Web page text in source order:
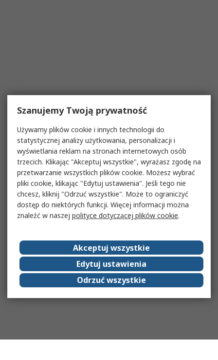
Szanujemy Twoją prywatność
Używamy plików cookie i innych technologii do
statystycznej analizy użytkowania, personalizacji i
wyświetlania reklam na stronach internetowych osób
trzecich. Klikając "Akceptuj wszystkie", wyrażasz zgodę na
przetwarzanie wszystkich plików cookie. Możesz wybrać
pliki cookie, klikając "Edytuj ustawienia". Jeśli tego nie
chcesz, kliknij "Odrzuć wszystkie". Może to ograniczyć
dostęp do niektórych funkcji. Więcej informacji można
znaleźć w naszej polityce dotyczącej plików cookie.
Akceptuj wszystkie
Edytuj ustawienia
Odrzuć wszystkie